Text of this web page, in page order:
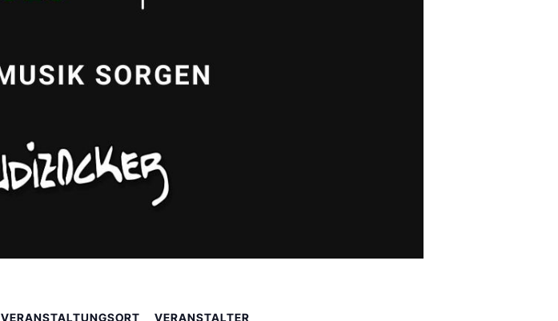
VERANSTALTUNGSORT VERANSTALTER